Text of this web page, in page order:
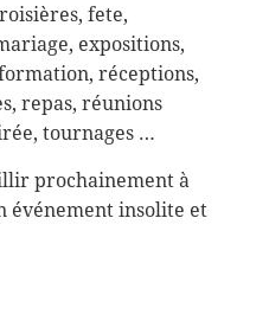
fete,
expositions,
réceptions,
repas, réunions
tournages …
prochainement à
événement insolite et